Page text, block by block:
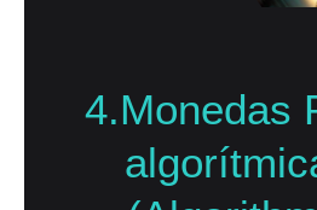
4.Monedas